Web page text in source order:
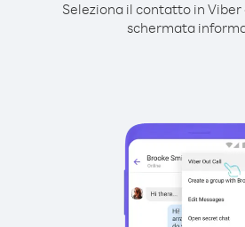
Seleziona il contatto in
schermata